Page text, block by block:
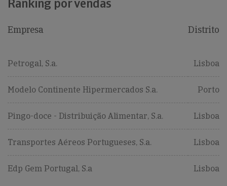
Ranking por vendas
Empresa Distrito
Petrogal, S.a. Lisboa
Modelo Continente Hipermercados S.a. Porto
Pingo-doce - Distribuição Alimentar, S.a. Lisboa
Transportes Aéreos Portugueses, S.a. Lisboa
Edp Gem Portugal, S.a Lisboa